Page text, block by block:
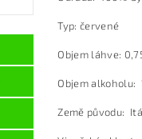
Typ: červené
Objem láhve:
Objem alkoholu:
Země původu: